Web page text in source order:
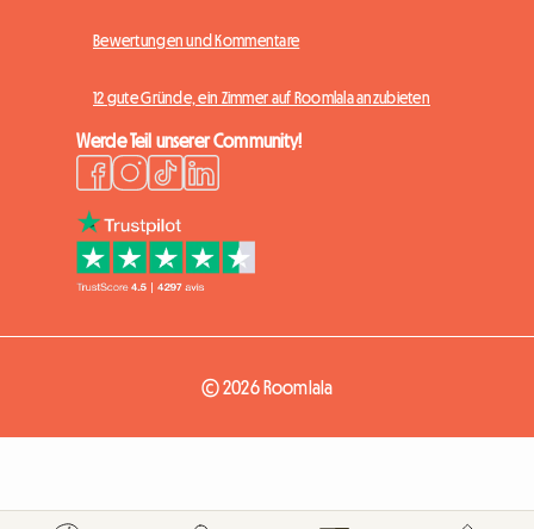
Bewertungen und Kommentare
12 gute Gründe, ein Zimmer auf Roomlala anzubieten
Werde Teil unserer Community!
© 2026 Roomlala